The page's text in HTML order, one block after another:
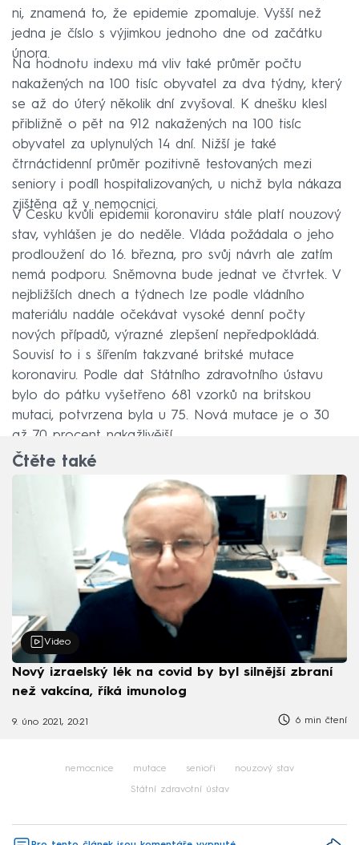
ni, znamená to, že epidemie zpomaluje. Vyšší než
jedna je číslo s výjimkou jednoho dne od začátku
února.
Na hodnotu indexu má vliv také průměr počtu
nakažených na 100 tisíc obyvatel za dva týdny, který
se až do úterý několik dní zvyšoval. K dnešku klesl
přibližně o pět na 912 nakažených na 100 tisíc
obyvatel za uplynulých 14 dní. Nižší je také
čtrnáctidenní průměr pozitivně testovaných mezi
seniory i podíl hospitalizovaných, u nichž byla nákaza
zjištěna až v nemocnici.
V Česku kvůli epidemii koronaviru stále platí nouzový
stav, vyhlášen je do neděle. Vláda požádala o jeho
prodloužení do 16. března, pro svůj návrh ale zatím
nemá podporu. Sněmovna bude jednat ve čtvrtek. V
nejbližších dnech a týdnech lze podle vládního
materiálu nadále očekávat vysoké denní počty
nových případů, výrazné zlepšení nepředpokládá.
Souvisí to i s šířením takzvané britské mutace
koronaviru. Podle dat Státního zdravotního ústavu
bylo do pátku vyšetřeno 681 vzorků na britskou
mutaci, potvrzena byla u 75. Nová mutace je o 30
až 70 procent nakažlivější.
Čtěte také
Video
Nový izraelský lék na covid by byl silnější zbraní
než vakcína, říká imunolog
9. úno 2021, 20:21 6 min čtení
nemocnice mutace senioři nouzový stav
Státní zdravotní ústav